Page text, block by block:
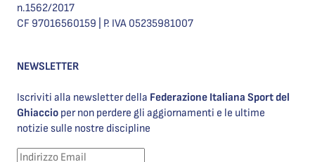
n.1562/2017
CF 97016560159 | P. IVA 05235981007
NEWSLETTER
Iscriviti alla newsletter della Federazione Italiana Sport del
Ghiaccio per non perdere gli aggiornamenti e le ultime
notizie sulle nostre discipline